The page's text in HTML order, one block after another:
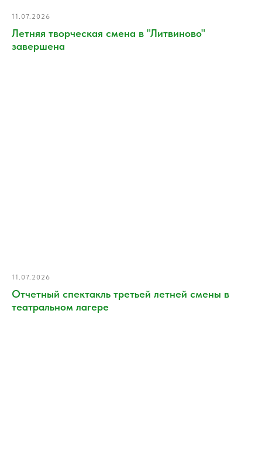
11.07.2026
Летняя творческая смена в "Литвиново"
завершена
11.07.2026
Отчетный спектакль третьей летней смены в
театральном лагере